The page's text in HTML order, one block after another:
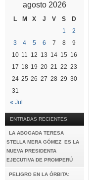
agosto 2026
L M X J V S
D
1
2
3
4 5 6 7 8
9
10 11 12 13 14 15 16
17 18 19 20 21 22 23
24 25 26 27 28 29 30
31
« Jul
ENTRADAS RECIENTES
LA ABOGADA TERESA
STELLA MERA GÓMEZ ES LA
NUEVA PRESIDENTA
EJECUTIVA DE PROMPERÚ
PELIGRO EN LA ÓRBITA: